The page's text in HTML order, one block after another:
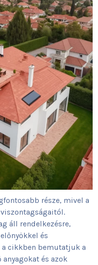
része, mivel a
áll rendelkezésre,
és
a cikkben bemutatjuk a
és azok